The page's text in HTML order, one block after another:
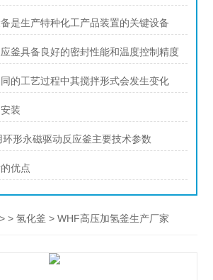
是生产特种化工产品装置的关键设备
釜具备良好的密封性能和温度控制精度
的工艺过程中其搅拌形式会发生变化
装
形永磁驱动反应釜主要技术参数
优点
> >氢化釜 > WHF高压加氢釜生产厂家